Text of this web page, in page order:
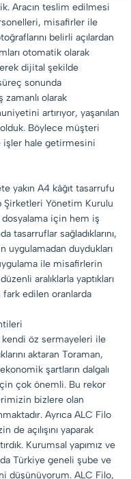
Aracın teslim edilmesi
misafirler ile
belirli açılardan
otomatik olarak
dijital şekilde
sonunda
olarak
artırıyor, yaşanılan
Böylece müşteri
işler hale getirmesini
yakın A4 kâğıt tasarrufu
Şirketleri Yönetim Kurulu
dosyalama için hem iş
tasarruflar sağladıklarını,
uygulamadan duydukları
ile misafirlerin
aralıklarla yaptıkları
fark edilen oranlarda
kendi öz sermayeleri ile
aktaran Toraman,
şartların dalgalı
çok önemli. Bu rekor
bizlere olan
Ayrıca ALC Filo
de açılışını yaparak
Kurumsal yapımız ve
da Türkiye geneli şube ve
düşünüyorum. ALC Filo,